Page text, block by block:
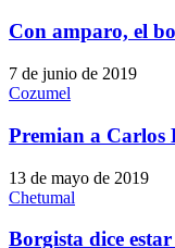
Con amparo, el
7 de junio de 2019
Cozumel
Premian a Carlos
13 de mayo de 2019
Chetumal
Borgista dice